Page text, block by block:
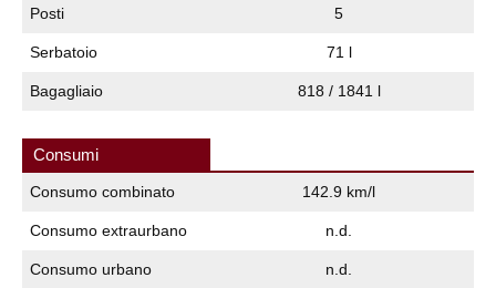
Posti 5
Serbatoio 71 l
Bagagliaio 818 / 1841 l
Consumi
Consumo combinato 142.9 km/l
Consumo extraurbano n.d.
Consumo urbano n.d.